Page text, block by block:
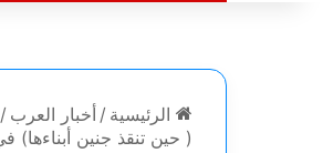
الرئيسية / أخبار العرب /
( حين تنقذ جنين